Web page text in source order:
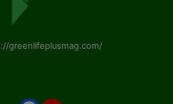
greenlifeplusmag.com/